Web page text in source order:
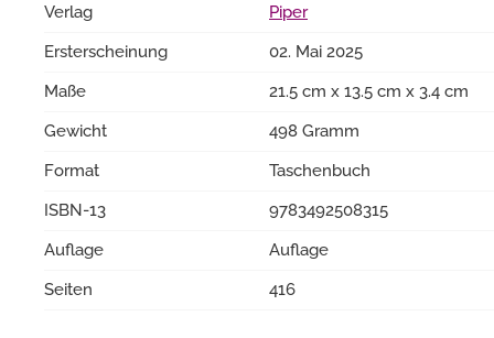
Verlag
Piper
Ersterscheinung
02. Mai 2025
Maße
21.5 cm x 13.5 cm x 3.4 cm
Gewicht
498 Gramm
Format
Taschenbuch
ISBN-13
9783492508315
Auflage
Auflage
Seiten
416